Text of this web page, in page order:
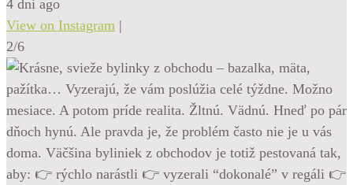
4 dni ago
View on Instagram |
2/6